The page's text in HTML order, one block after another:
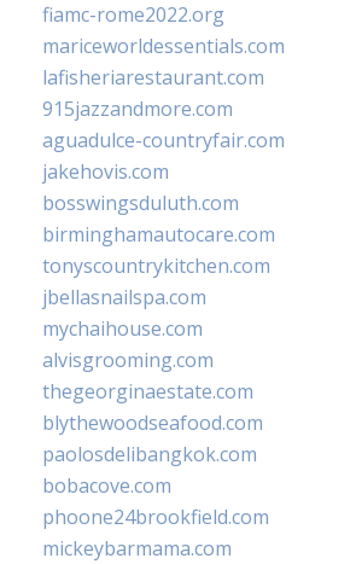
fiamc-rome2022.org
mariceworldessentials.com
lafisheriarestaurant.com
915jazzandmore.com
aguadulce-countryfair.com
jakehovis.com
bosswingsduluth.com
birminghamautocare.com
tonyscountrykitchen.com
jbellasnailspa.com
mychaihouse.com
alvisgrooming.com
thegeorginaestate.com
blythewoodseafood.com
paolosdelibangkok.com
bobacove.com
phoone24brookfield.com
mickeybarmama.com